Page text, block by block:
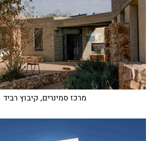
מרכז סמינרים, קיבוץ רביד